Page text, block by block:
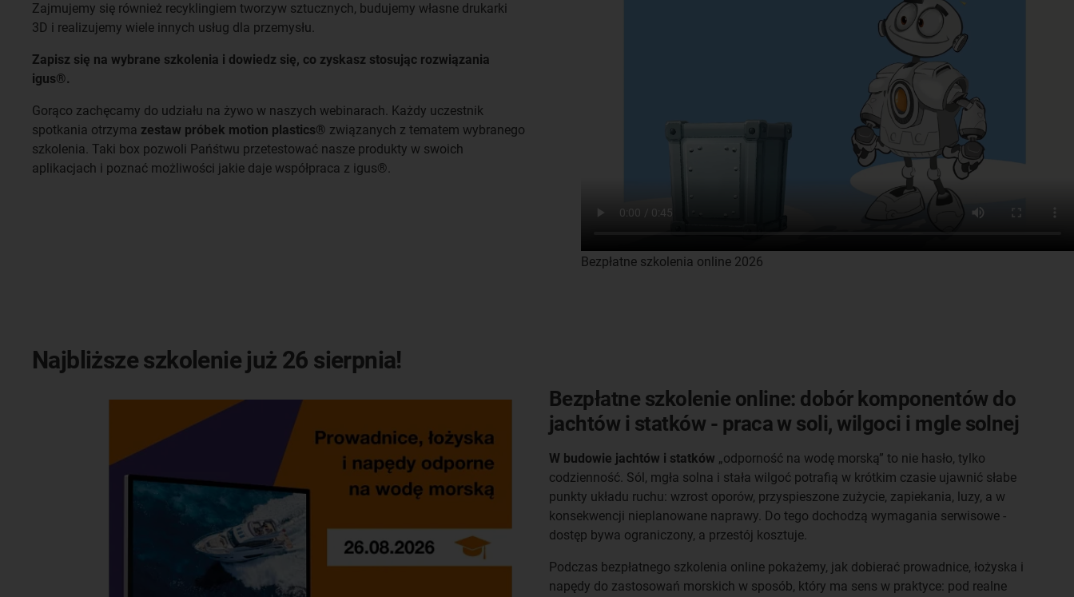
Bezpłatne szkolenia online 2026
Zajmujemy się również recyklingiem tworzyw sztucznych, budujemy własne drukarki
3D i realizujemy wiele innych usług dla przemysłu.
Zapisz się na wybrane szkolenia i dowiedz się, co zyskasz stosując rozwiązania
igus®.
Gorąco zachęcamy do udziału na żywo w naszych webinarach. Każdy uczestnik
spotkania otrzyma zestaw próbek motion plastics® związanych z tematem wybranego
szkolenia. Taki box pozwoli Pańśtwu przetestować nasze produkty w swoich
aplikacjach i poznać możliwości jakie daje współpraca z igus®.
Najbliższe szkolenie już 26 sierpnia!
Bezpłatne szkolenie online: dobór komponentów do
jachtów i statków - praca w soli, wilgoci i mgle solnej
W budowie jachtów i statków „odporność na wodę morską” to nie hasło, tylko
codzienność. Sól, mgła solna i stała wilgoć potrafią w krótkim czasie ujawnić słabe
punkty układu ruchu: wzrost oporów, przyspieszone zużycie, zapiekania, luzy, a w
konsekwencji nieplanowane naprawy. Do tego dochodzą wymagania serwisowe -
dostęp bywa ograniczony, a przestój kosztuje.
Podczas bezpłatnego szkolenia online pokażemy, jak dobierać prowadnice, łożyska i
napędy do zastosowań morskich w sposób, który ma sens w praktyce: pod realne